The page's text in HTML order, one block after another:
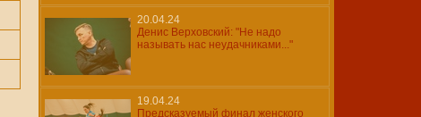
20.04.24
Денис Верховский: "Не надо
называть нас неудачниками..."
19.04.24
Предсказуемый финал женского